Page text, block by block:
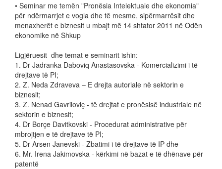
• Seminar me temën "Pronësia Intelektuale dhe ekonomia"
për ndërmarrjet e vogla dhe të mesme, sipërmarrësit dhe
menaxherët e biznesit u mbajt më 14 shtator 2011 në Odën
ekonomike në Shkup
Ligjëruesit dhe temat e seminarit ishin:
1. Dr Jadranka Daboviq Anastasovska - Komercializimi i të
drejtave të PI;
2. Z. Neda Zdraveva – E drejta autoriale në sektorin e
biznesit;
3. Z. Nenad Gavriloviç - të drejtat e pronësisë industriale në
sektorin e biznesit;
4. Dr Borçe Davitkovski - Procedurat administrative për
mbrojtjen e të drejtave të PI;
5. Dr Arsen Janevski - Zbatimi i të drejtave të IP dhe
6. Mr. Irena Jakimovska - kërkimi në bazat e të dhënave për
patentë